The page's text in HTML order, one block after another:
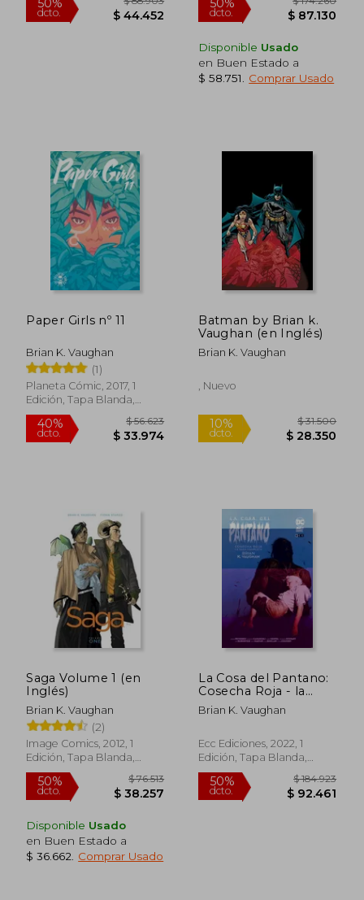
50% $
Disponible Usado
en Buen Estado a
$ 58.751
Comprar Usado
Paper Girls nº 11
Brian K. Vaughan
(1)
Planeta Cómic, 2017, 1
Edición, Tapa Blanda,
Nuevo
Batman by Brian k.
Vaughan (en Inglés)
Brian K. Vaughan
, Nuevo
Saga Volume 1 (en
Inglés)
Brian K. Vaughan
(2)
Image Comics, 2012, 1
Edición, Tapa Blanda,
Nuevo
Disponible Usado
en Buen Estado a
$ 36.662
Comprar Usado
La Cosa del Pantano:
Cosecha Roja - la
Saga Completa
Brian K. Vaughan
Ecc Ediciones, 2022, 1
Edición, Tapa Blanda,
Nuevo